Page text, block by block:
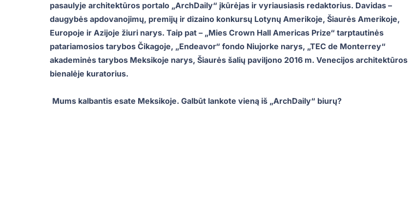
pasaulyje architektūros portalo „ArchDaily“ įkūrėjas ir vyriausiasis redaktorius. Davidas –
daugybės apdovanojimų, premijų ir dizaino konkursų Lotynų Amerikoje, Šiaurės Amerikoje,
Europoje ir Azijoje žiuri narys. Taip pat – „Mies Crown Hall Americas Prize“ tarptautinės
patariamosios tarybos Čikagoje, „Endeavor“ fondo Niujorke narys, „TEC de Monterrey“
akademinės tarybos Meksikoje narys, Šiaurės šalių paviljono 2016 m. Venecijos architektūros
bienalėje kuratorius.
Mums kalbantis esate Meksikoje. Galbūt lankote vieną iš „ArchDaily“ biurų?